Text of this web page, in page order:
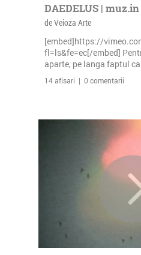
DAEDELUS |
de Veioza Arte
[embed]https://
fl=ls&fe=ec[/embed]
aparte, pe langa faptul
14 afisari | 0 comentarii